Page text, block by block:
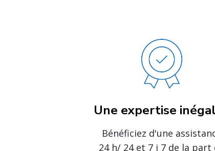
Une expertise
Bénéficiez d'une
24 h/ 24 et 7 j 7 de la part